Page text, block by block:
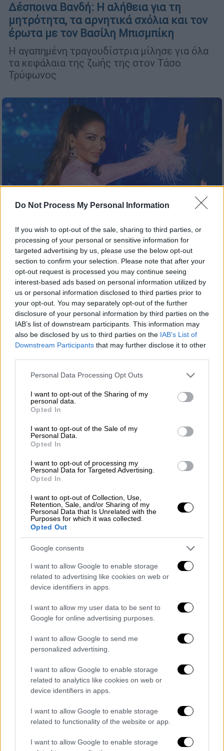
Do Not Process My Personal Information
If you wish to opt-out of the sale, sharing to third parties, or
processing of your personal or sensitive information for
targeted advertising by us, please use the below opt-out
section to confirm your selection. Please note that after your
opt-out request is processed you may continue seeing
interest-based ads based on personal information utilized by
us or personal information disclosed to third parties prior to
your opt-out. You may separately opt-out of the further
disclosure of your personal information by third parties on the
IAB’s list of downstream participants. This information may
also be disclosed by us to third parties on the IAB’s List of
Downstream Participants that may further disclose it to other
Please note that this website/app uses one or more Google
not limited to your visit or usage behaviour. You may click to
grant or deny consent to Google and its third-party tags to
use your data for below specified purposes in below Google
consent section.
Personal Data Processing Opt Outs
I want to opt-out of the Sharing of my
personal data.
Opted In
I want to opt-out of the Sale of my
Personal Data.
Opted In
I want to opt-out of processing my
Personal Data for Targeted Advertising.
Opted In
I want to opt-out of Collection, Use,
Retention, Sale, and/or Sharing of my
Personal Data that Is Unrelated with the
Purposes for which it was collected.
Opted Out
Google consents
I want to allow Google to enable storage
related to advertising like cookies on web or
device identifiers in apps.
I want to allow my user data to be sent to
Google for online advertising purposes.
I want to allow Google to send me
personalized advertising.
I want to allow Google to enable storage
related to analytics like cookies on web or
device identifiers in apps.
I want to allow Google to enable storage
related to functionality of the website or app.
I want to allow Google to enable storage
Δέσποινα Βανδή: Η αλήθεια για τη
μητρότητα, τα αρνητικά σχόλια και τον
έρωτα με τον Βασίλη Μπισμπίκη
Η αγαπημένη τραγουδίστρια μίλησε για όλα
τα κεφάλαια της ζωής της στον Τάσο
Τρύφωνος
Τηλεόραση|23.01.2026 13:41
Εκτός κριτικής επιτροπής του «J2US» η
Δέσποινα Βανδή - Η αποκάλυψη του
Νίκου Κοκλώνη
Το δημοφιλές τηλεοπτικό σόου επιστρέφει
στα μέσα Φλεβάρη μέσα από τη συχνότητα
του OPEN
Lifestyle|21.01.2026 12:21
Δέσποινα Βανδή: «Δεν σε κάνει κυρία
ούτε η ηλικία ούτε το ρούχο - Ντύνομαι
όπως γουστάρω να ντύνομαι»
Η δημοφιλής τραγουδίστρια παραχώρησε
μία σπάνια συνέντευξη στην εκπομπή «Τετ-
α-Τετ» και στον Τάσο Τρύφωνος